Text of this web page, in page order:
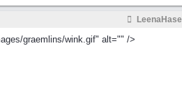
LeenaHase
graemlins/wink.gif" alt="" />